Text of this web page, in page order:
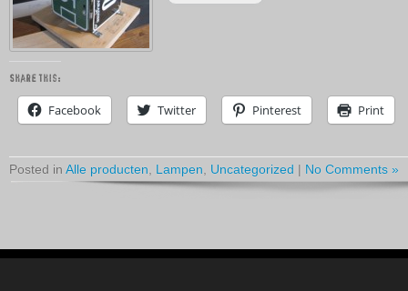
Share this:
Facebook Twitter Pinterest Print
Posted in Alle producten Lampen Uncategorized | No Comments »